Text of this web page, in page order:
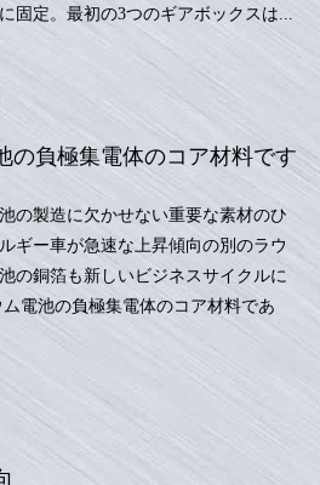
固定。最初の3つのギアボックスは...
の負極集電体のコア材料です
の製造に欠かせない重要な素材のひ
ギー車が急速な上昇傾向の別のラウ
の銅箔も新しいビジネスサイクルに
電池の負極集電体のコア材料であ